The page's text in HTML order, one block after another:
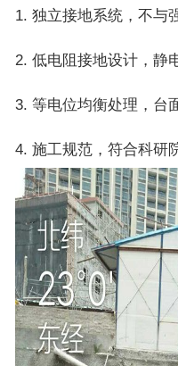
1. 独立接地系统，不与
2. 低电阻接地设计，静
3. 等电位均衡处理，台
4. 施工规范，符合科研